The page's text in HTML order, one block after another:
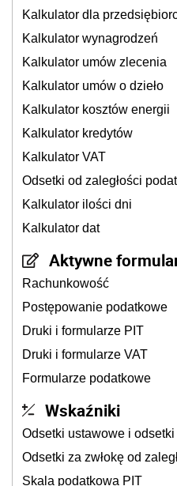
Kalkulator dla
Kalkulator wynagrodzeń
Kalkulator umów zlecenia
Kalkulator umów o dzieło
Kalkulator kosztów energii
Kalkulator kredytów
Kalkulator VAT
Odsetki od zaległości
Kalkulator ilości dni
Kalkulator dat
Aktywne
Rachunkowość
Postępowanie podatkowe
Druki i formularze PIT
Druki i formularze VAT
Formularze podatkowe
Wskaźniki
Odsetki ustawowe i
Odsetki za zwłokę od
Skala podatkowa PIT